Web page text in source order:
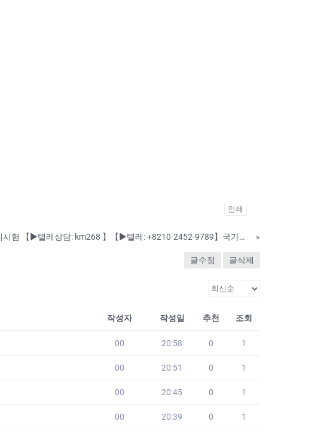
인쇄
오픽대리시험 【▶텔레상담: km268 】【▶텔레: +8210-2452-9789】국가기술자격증대리시험 텝스대리시험 토익대리시험 24시간 친절상담!! ➤안전보장-합격보장 ➤이미접수하셨어도 상담진행가능합니다. #자격증대리시험 # »
글수정 글삭제
작성자 작성일 추천 조회
00 20:58 0 1
00 20:51 0 1
00 20:45 0 1
00 20:39 0 1